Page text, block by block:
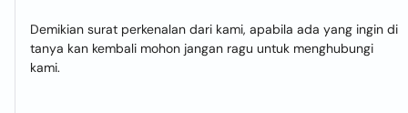
Demikian surat perkenalan dari kami, apabila ada yang ingin di
tanya kan kembali mohon jangan ragu untuk menghubungi
kami.